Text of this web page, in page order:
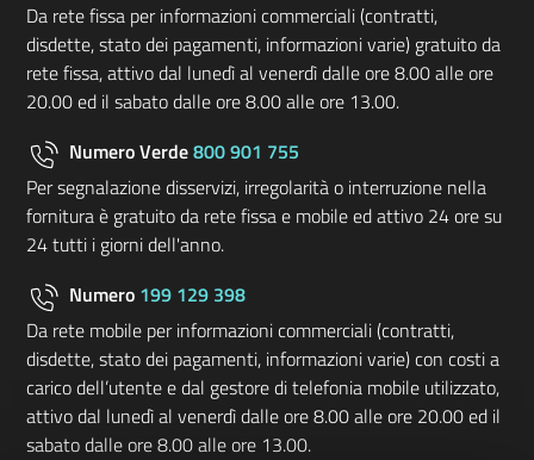
Da rete fissa per informazioni commerciali (contratti,
disdette, stato dei pagamenti, informazioni varie) gratuito da
rete fissa, attivo dal lunedì al venerdì dalle ore 8.00 alle ore
20.00 ed il sabato dalle ore 8.00 alle ore 13.00.
Numero Verde800 901 755
Per segnalazione disservizi, irregolarità o interruzione nella
fornitura è gratuito da rete fissa e mobile ed attivo 24 ore su
24 tutti i giorni dell'anno.
Numero 199 129 398
Da rete mobile per informazioni commerciali (contratti,
disdette, stato dei pagamenti, informazioni varie) con costi a
carico dell’utente e dal gestore di telefonia mobile utilizzato,
attivo dal lunedì al venerdì dalle ore 8.00 alle ore 20.00 ed il
sabato dalle ore 8.00 alle ore 13.00.